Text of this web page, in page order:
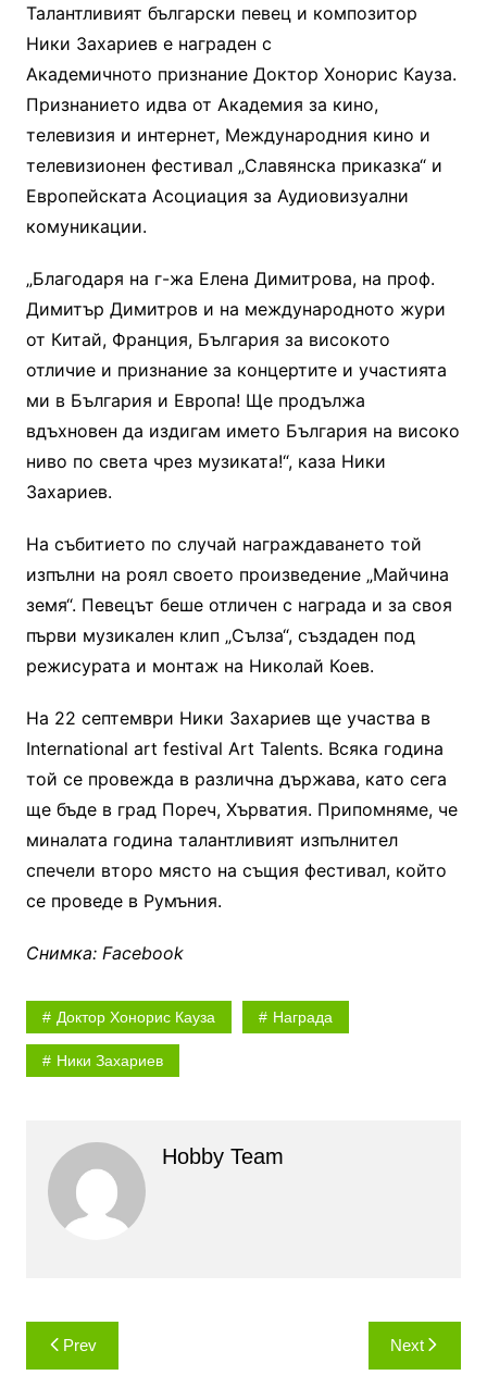
Талантливият български певец и композитор
Ники Захариев е награден с
Академичното признание Доктор Хонорис Кауза.
Признанието идва от Академия за кино,
телевизия и интернет, Международния кино и
телевизионен фестивал „Славянска приказка“ и
Европейската Асоциация за Аудиовизуални
комуникации.
„Благодаря на г-жа Елена Димитрова, на проф.
Димитър Димитров и на международното жури
от Китай, Франция, България за високото
отличие и признание за концертите и участията
ми в България и Европа! Ще продължа
вдъхновен да издигам името България на високо
ниво по света чрез музиката!“, каза Ники
Захариев.
На събитието по случай награждаването той
изпълни на роял своето произведение „Майчина
земя“. Певецът беше отличен с награда и за своя
първи музикален клип „Сълза“, създаден под
режисурата и монтаж на Николай Коев.
На 22 септември Ники Захариев ще участва в
International art festival Art Talents. Всяка година
той се провежда в различна държава, като сега
ще бъде в град Пореч, Хърватия. Припомняме, че
миналата година талантливият изпълнител
спечели второ място на същия фестивал, който
се проведе в Румъния.
Снимка: Facebook
Доктор Хонорис Кауза Награда
Ники Захариев
Hobby Team
Навигация
Prev Next